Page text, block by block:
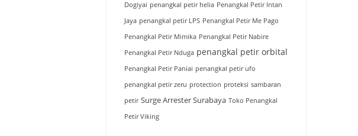
Dogiyai penangkal petir helia Penangkal Petir Intan
Jaya penangkal petir LPS Penangkal Petir Me Pago
Penangkal Petir Mimika Penangkal Petir Nabire
Penangkal Petir Nduga penangkal petir orbital
Penangkal Petir Paniai penangkal petir ufo
penangkal petir zeru protection proteksi sambaran
petir Surge Arrester Surabaya Toko Penangkal
Petir Viking